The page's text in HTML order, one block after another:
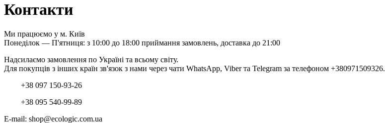
Контакти
Ми працюємо у м. Київ
Понеділок — П'ятниця: з 10:00 до 18:00 приймання замовлень, доставка до 21:00
Надсилаємо замовлення по Україні та всьому світу.
Для покупців з інших країн зв'язок з нами через чати WhatsApp, Viber та Telegram за телефоном +380971509326.
+38 097 150-93-26
+38 095 540-99-89
E-mail: shop@ecologic.com.ua